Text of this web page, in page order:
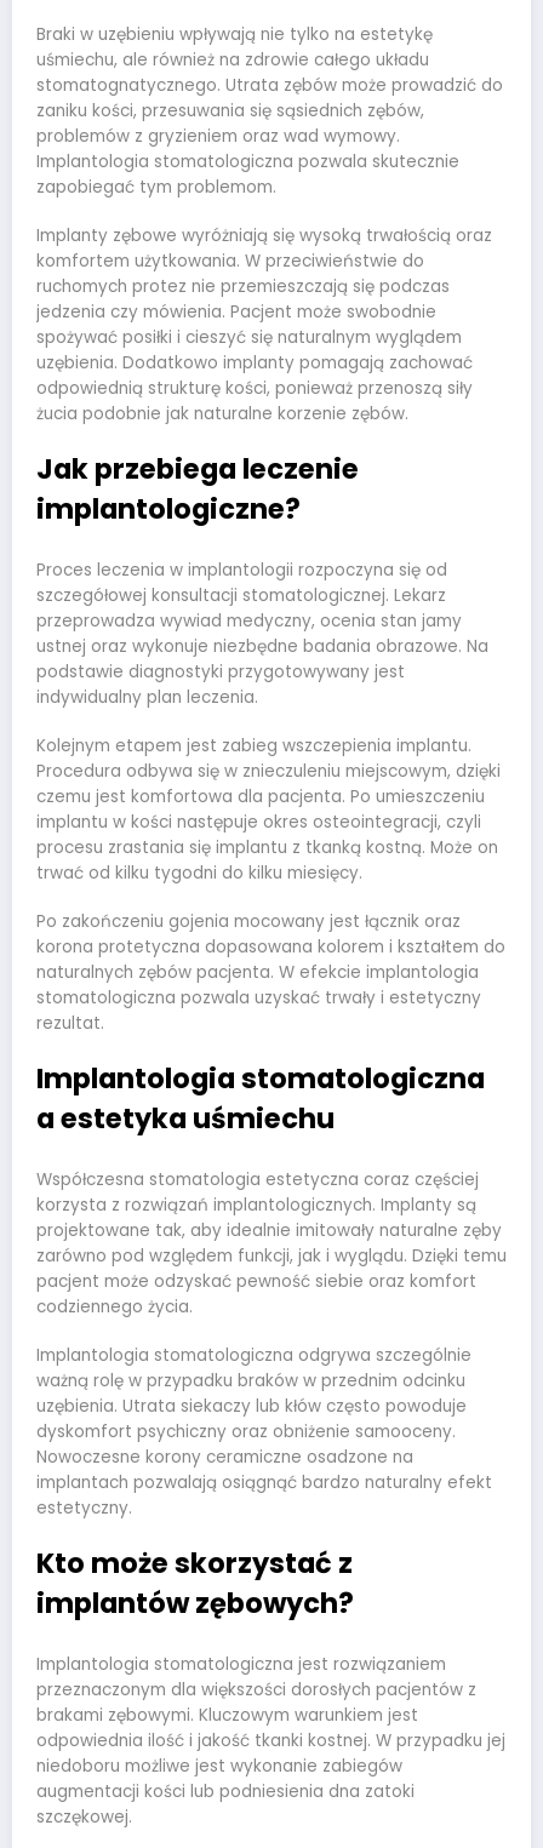
Braki w uzębieniu wpływają nie tylko na estetykę
uśmiechu, ale również na zdrowie całego układu
stomatognatycznego. Utrata zębów może prowadzić do
zaniku kości, przesuwania się sąsiednich zębów,
problemów z gryzieniem oraz wad wymowy.
Implantologia stomatologiczna pozwala skutecznie
zapobiegać tym problemom.
Implanty zębowe wyróżniają się wysoką trwałością oraz
komfortem użytkowania. W przeciwieństwie do
ruchomych protez nie przemieszczają się podczas
jedzenia czy mówienia. Pacjent może swobodnie
spożywać posiłki i cieszyć się naturalnym wyglądem
uzębienia. Dodatkowo implanty pomagają zachować
odpowiednią strukturę kości, ponieważ przenoszą siły
żucia podobnie jak naturalne korzenie zębów.
Jak przebiega leczenie
implantologiczne?
Proces leczenia w implantologii rozpoczyna się od
szczegółowej konsultacji stomatologicznej. Lekarz
przeprowadza wywiad medyczny, ocenia stan jamy
ustnej oraz wykonuje niezbędne badania obrazowe. Na
podstawie diagnostyki przygotowywany jest
indywidualny plan leczenia.
Kolejnym etapem jest zabieg wszczepienia implantu.
Procedura odbywa się w znieczuleniu miejscowym, dzięki
czemu jest komfortowa dla pacjenta. Po umieszczeniu
implantu w kości następuje okres osteointegracji, czyli
procesu zrastania się implantu z tkanką kostną. Może on
trwać od kilku tygodni do kilku miesięcy.
Po zakończeniu gojenia mocowany jest łącznik oraz
korona protetyczna dopasowana kolorem i kształtem do
naturalnych zębów pacjenta. W efekcie implantologia
stomatologiczna pozwala uzyskać trwały i estetyczny
rezultat.
Implantologia stomatologiczna
a estetyka uśmiechu
Współczesna stomatologia estetyczna coraz częściej
korzysta z rozwiązań implantologicznych. Implanty są
projektowane tak, aby idealnie imitowały naturalne zęby
zarówno pod względem funkcji, jak i wyglądu. Dzięki temu
pacjent może odzyskać pewność siebie oraz komfort
codziennego życia.
Implantologia stomatologiczna odgrywa szczególnie
ważną rolę w przypadku braków w przednim odcinku
uzębienia. Utrata siekaczy lub kłów często powoduje
dyskomfort psychiczny oraz obniżenie samooceny.
Nowoczesne korony ceramiczne osadzone na
implantach pozwalają osiągnąć bardzo naturalny efekt
estetyczny.
Kto może skorzystać z
implantów zębowych?
Implantologia stomatologiczna jest rozwiązaniem
przeznaczonym dla większości dorosłych pacjentów z
brakami zębowymi. Kluczowym warunkiem jest
odpowiednia ilość i jakość tkanki kostnej. W przypadku jej
niedoboru możliwe jest wykonanie zabiegów
augmentacji kości lub podniesienia dna zatoki
szczękowej.